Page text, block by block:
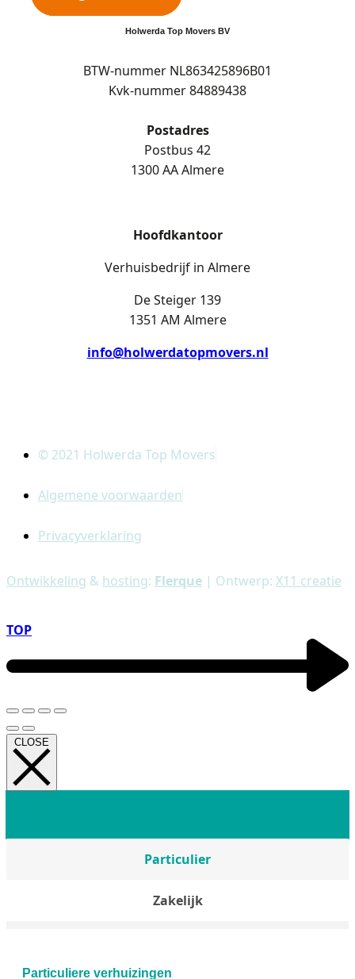
Holwerda Top Movers BV
BTW-nummer NL863425896B01
Kvk-nummer 84889438
Postadres
Postbus 42
1300 AA Almere
Hoofdkantoor
Verhuisbedrijf in Almere
De Steiger 139
1351 AM Almere
info@holwerdatopmovers.nl
© 2021 Holwerda Top Movers
Algemene voorwaarden
Privacyverklaring
Ontwikkeling & hosting: Flerque | Ontwerp: X11 creatie
TOP
CLOSE
Particulier
Zakelijk
Particuliere verhuizingen